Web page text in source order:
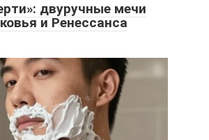
двуручные мечи
и Ренессанса